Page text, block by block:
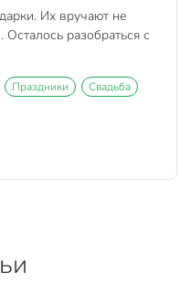
Их вручают не
разобраться с
Праздники
Свадьба